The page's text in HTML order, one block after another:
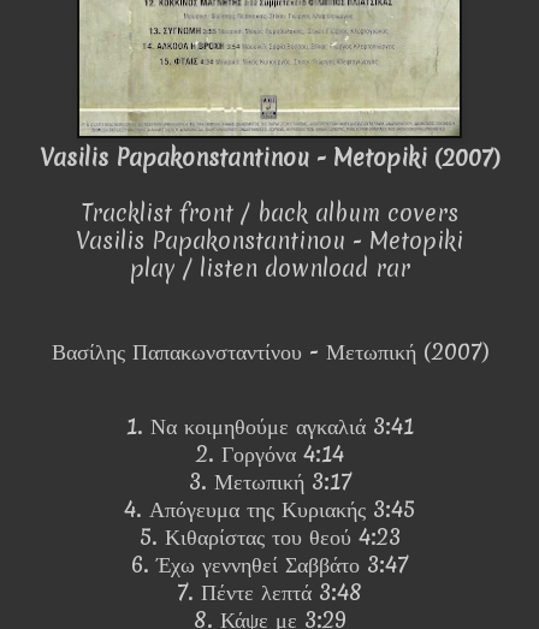
Vasilis Papakonstantinou - Metopiki (2007)
Tracklist front / back album covers
Vasilis Papakonstantinou - Metopiki
play / listen download rar
Βασίλης Παπακωνσταντίνου - Μετωπική (2007)
1. Να κοιμηθούμε αγκαλιά 3:41
2. Γοργόνα 4:14
3. Μετωπική 3:17
4. Απόγευμα της Κυριακής 3:45
5. Κιθαρίστας του θεού 4:23
6. Έχω γεννηθεί Σαββάτο 3:47
7. Πέντε λεπτά 3:48
8. Κάψε με 3:29